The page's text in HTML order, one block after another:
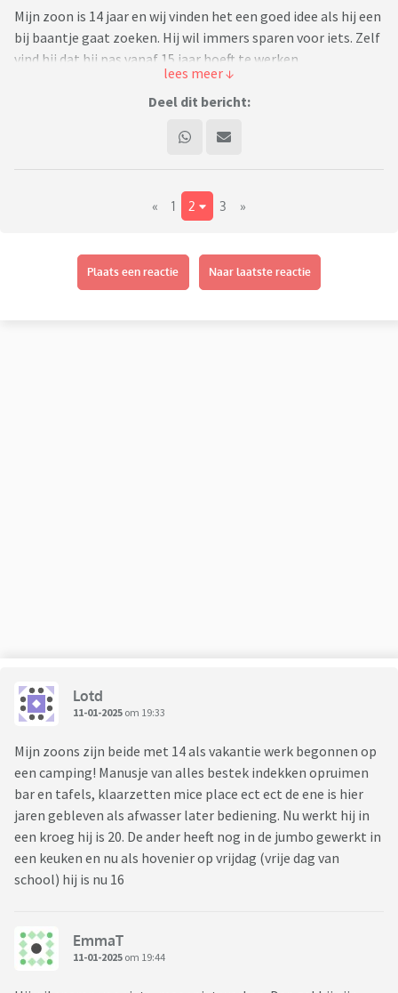
Mijn zoon is 14 jaar en wij vinden het een goed idee als hij een
bij baantje gaat zoeken. Hij wil immers sparen voor iets. Zelf
vind hij dat hij pas vanaf 15 jaar hoeft te werken.
Benieuwd hoe het bij jullie is.Deel dit bericht:
« 1 2 3 »
Plaats een reactie Naar laatste reactie
Lotd
11-01-2025 om 19:33
Mijn zoons zijn beide met 14 als vakantie werk begonnen op
een camping! Manusje van alles bestek indekken opruimen
bar en tafels, klaarzetten mice place ect ect de ene is hier
jaren gebleven als afwasser later bediening. Nu werkt hij in
een kroeg hij is 20. De ander heeft nog in de jumbo gewerkt in
een keuken en nu als hovenier op vrijdag (vrije dag van
school) hij is nu 16
EmmaT
11-01-2025 om 19:44